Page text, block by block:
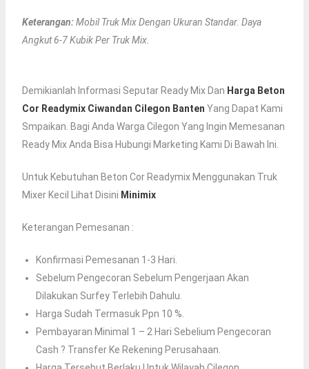
Keterangan:Mobil Truk Mix Dengan Ukuran Standar. Daya
Angkut 6-7 Kubik Per Truk Mix.
Demikianlah Informasi Seputar Ready Mix Dan Harga Beton
Cor Readymix Ciwandan Cilegon Banten Yang Dapat Kami
Smpaikan. Bagi Anda Warga Cilegon Yang Ingin Memesanan
Ready Mix Anda Bisa Hubungi Marketing Kami Di Bawah Ini.
Untuk Kebutuhan Beton Cor Readymix Menggunakan Truk
Mixer Kecil Lihat Disini Minimix
Keterangan Pemesanan :
Konfirmasi Pemesanan 1-3 Hari.
Sebelum Pengecoran Sebelum Pengerjaan Akan
Dilakukan Surfey Terlebih Dahulu.
Harga Sudah Termasuk Ppn 10 %.
Pembayaran Minimal 1 – 2 Hari Sebelium Pengecoran
Cash ? Transfer Ke Rekening Perusahaan.